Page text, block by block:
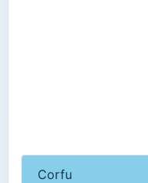
Corfu